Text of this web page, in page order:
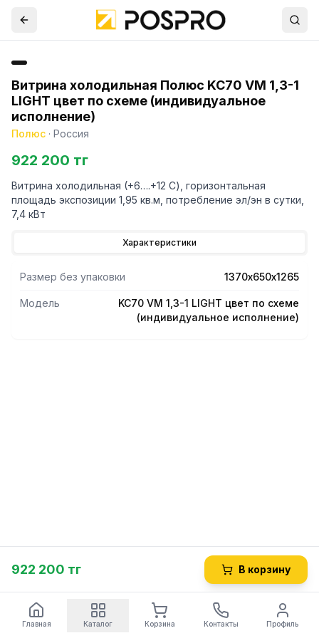
Витрина холодильная Полюс KC70 VM 1,3-1
LIGHT цвет по схеме (индивидуальное
исполнение)
Полюс · Россия
922 200 тг
Витрина холодильная (+6….+12 С), горизонтальная
площадь экспозиции 1,95 кв.м, потребление эл/эн в сутки,
7,4 кВт
Характеристики
Размер без упаковки 1370х650х1265
Модель
KC70 VM 1,3-1 LIGHT цвет по схеме
(индивидуальное исполнение)
922 200 тг В корзину
Главная Каталог Корзина Контакты Профиль